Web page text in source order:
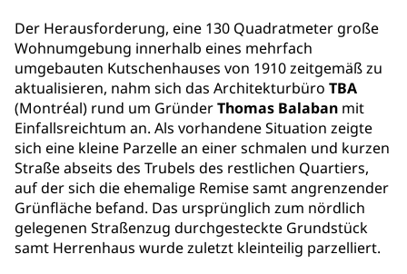
Der Herausforderung, eine 130 Quadratmeter große
Wohnumgebung innerhalb eines mehrfach
umgebauten Kutschenhauses von 1910 zeitgemäß zu
aktualisieren, nahm sich das Architekturbüro TBA
(Montréal) rund um GründerThomas Balaban mit
Einfallsreichtum an. Als vorhandene Situation zeigte
sich eine kleine Parzelle an einer schmalen und kurzen
Straße abseits des Trubels des restlichen Quartiers,
auf der sich die ehemalige Remise samt angrenzender
Grünfläche befand. Das ursprünglich zum nördlich
gelegenen Straßenzug durchgesteckte Grundstück
samt Herrenhaus wurde zuletzt kleinteilig parzelliert.